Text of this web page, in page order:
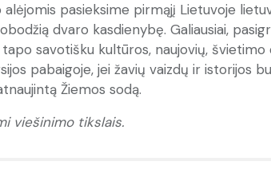
pasieksime pirmąjį Lietuvoje
dvaro kasdienybę. Galiausiai,
tapo savotišku kultūros, naujovių,
pabaigoje, jei žavių vaizdų ir istorijos
Žiemos sodą.
viešinimo tikslais.